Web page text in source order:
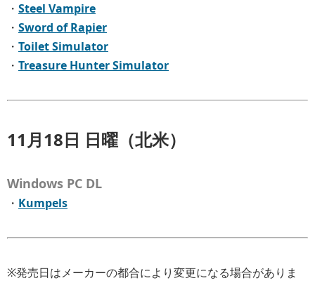
・ Steel Vampire
・ Sword of Rapier
・ Toilet Simulator
・ Treasure Hunter Simulator
11月18日 日曜（北米）
Windows PC DL
・ Kumpels
※発売日はメーカーの都合により変更になる場合がありま